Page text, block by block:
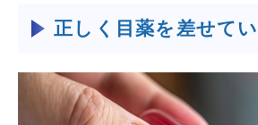
正しく目薬を差せて